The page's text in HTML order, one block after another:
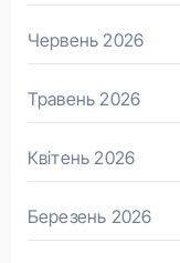
Червень 2026
Травень 2026
Квітень 2026
Березень 2026